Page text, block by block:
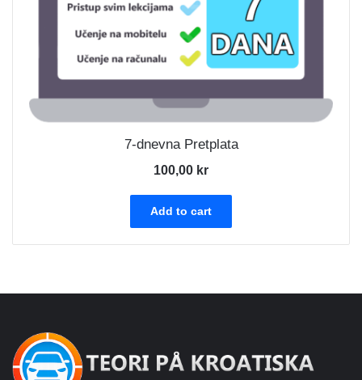
7-dnevna Pretplata
100,00 kr
Add to cart